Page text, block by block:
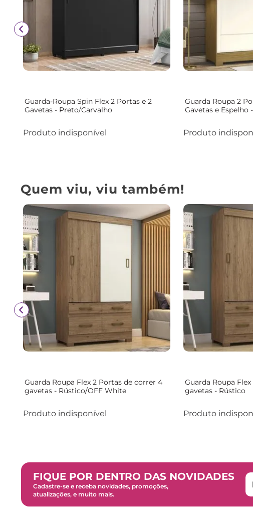
Guarda-Roupa Spin Flex 2 Portas e 2
Gavetas - Preto/Carvalho
Produto indisponível
Guarda Roupa 2
Gavetas e
Produto
Quem viu, viu também!
Guarda Roupa Flex 2 Portas de correr 4
gavetas - Rústico/OFF White
Produto indisponível
Guarda Roupa
gavetas - Rústico
Produto
FIQUE POR DENTRO DAS NOVIDADES
Cadastre-se e receba novidades, promoções,
atualizações, e muito mais.